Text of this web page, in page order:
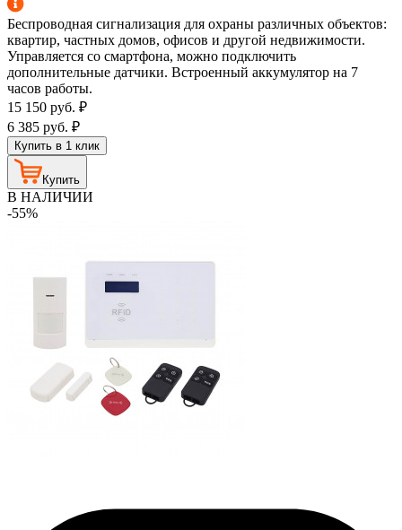
Беспроводная сигнализация для охраны различных объектов:
квартир, частных домов, офисов и другой недвижимости.
Управляется со смартфона, можно подключить
дополнительные датчики. Встроенный аккумулятор на 7
часов работы.
15 150 руб. ₽
6 385 руб. ₽
Купить в 1 клик
Купить
В НАЛИЧИИ
-55%